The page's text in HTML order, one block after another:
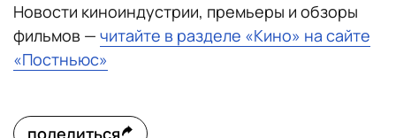
Новости киноиндустрии, премьеры и обзоры
фильмов — читайте в разделе «Кино» на сайте
«Постньюс»
поделиться